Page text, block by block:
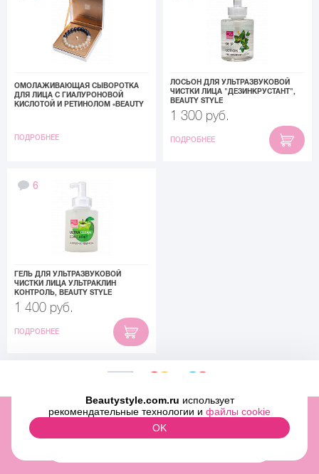
ОМОЛАЖИВАЮЩАЯ СЫВОРОТКА
ДЛЯ ЛИЦА С ГИАЛУРОНОВОЙ
КИСЛОТОЙ И РЕТИНОЛОМ «BEAUTY
ПОДРОБНЕЕ
ЛОСЬОН ДЛЯ УЛЬТРАЗВУКОВОЙ
ЧИСТКИ ЛИЦА "ДЕЗИНКРУСТАНТ",
BEAUTY STYLE
1 300 руб.
ПОДРОБНЕЕ
ГЕЛЬ ДЛЯ УЛЬТРАЗВУКОВОЙ
ЧИСТКИ ЛИЦА УЛЬТРАКЛИН
КОНТРОЛЬ, BEAUTY STYLE
6
1 400 руб.
ПОДРОБНЕЕ
ООО «МИТРИДАТ» ОГРН 1097746500829 ИНН 7727696979
2009-2026 © Beauty Style Inc.,
Beautystyle.com.ru использует
рекомендательные технологии и файлы cookie
OK